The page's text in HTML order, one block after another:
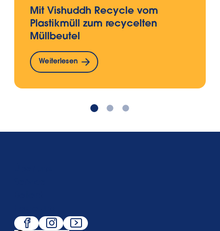
Mit Vishuddh Recycle vom
Plastikmüll zum recycelten
Müllbeutel
Weiterlesen